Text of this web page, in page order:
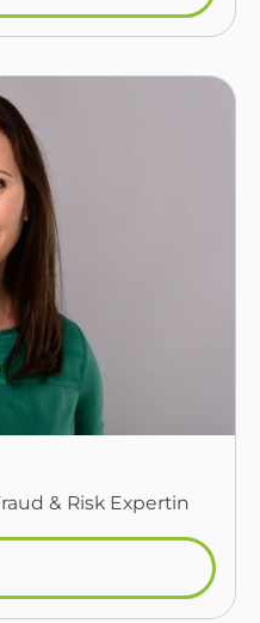
& Risk Expertin